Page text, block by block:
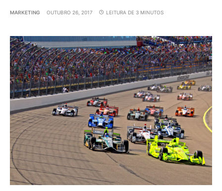
MARKETING OUTUBRO 26, 2017 LEITURA DE 3 MINUTOS